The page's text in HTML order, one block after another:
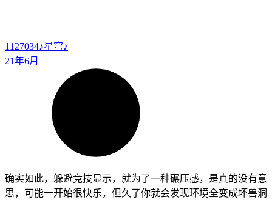
1127034♪星穹♪
21年6月
确实如此，躲避竞技显示，就为了一种碾压感，是真的没有意
思，可能一开始很快乐，但久了你就会发现环境全变成坏兽洞